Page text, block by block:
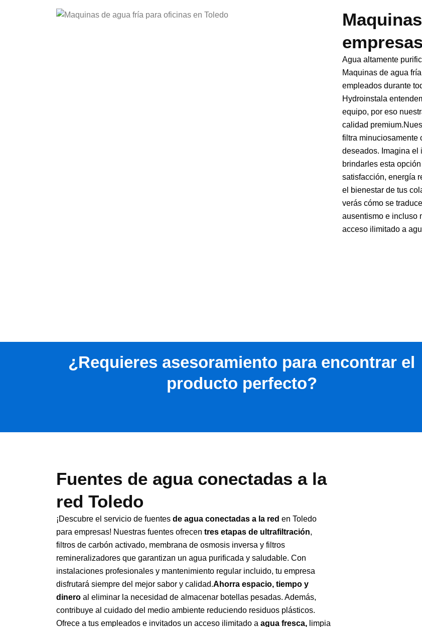
Agua altamente
Maquinas de agua
empleados durante
Hydroinstala
equipo, por eso
calidad
filtra minuciosamente
deseados. Imagina el
brindarles esta
satisfacción, energía
el bienestar de tus
verás cómo se
ausentismo e incluso
acceso ilimitado a
¿Requieres asesoramiento para encontrar el
producto perfecto?
Fuentes de agua conectadas a la
red Toledo
¡Descubre el servicio de fuentes de agua conectadas a la red en Toledo
para empresas! Nuestras fuentes ofrecen tres etapas de ultrafiltración,
filtros de carbón activado, membrana de osmosis inversa y filtros
remineralizadores que garantizan un agua purificada y saludable. Con
instalaciones profesionales y mantenimiento regular incluido, tu empresa
disfrutará siempre del mejor sabor y calidad.Ahorra espacio, tiempo y
dinero al eliminar la necesidad de almacenar botellas pesadas. Además,
contribuye al cuidado del medio ambiente reduciendo residuos plásticos.
Ofrece a tus empleados e invitados un acceso ilimitado a agua fresca, limpia